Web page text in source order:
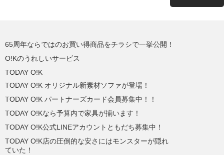
65周年ならではのお買い得商品をチラシで一挙公開！
O!Kのうれしいサービス
TODAY O!K
TODAY O!K オリジナル新素材ソファが登場！
TODAY O!K パートナーズカード会員募集中！！
TODAY O!Kなら予算内で家具が揃います！
TODAY O!K公式LINEアカウントともだち募集中！
TODAY O!K店の圧倒的な安さにはモンスターが隠れ
ていた！